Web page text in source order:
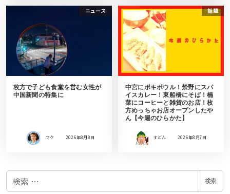
ニュース
枚方で子ども食堂を営む女性が
中国新聞の特集に
フク 2026年8月8日
話題
中宮にポキボウル！禁野にスパ
イスカレー！東船橋にそば！楠
葉にコーヒーと雑貨のお店！枚
方めっちゃお店オープンしたや
ん【今週のひらかた】
すどん 2026年8月7日
検
検索